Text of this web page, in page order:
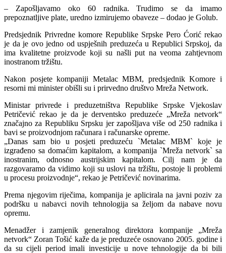
– Zapošljavamo oko 60 radnika. Trudimo se da imamo
prepoznatljive plate, uredno izmirujemo obaveze – dodao je Golub.
Predsjednik Privredne komore Republike Srpske Pero Ćorić rekao
je da je ovo jedno od uspješnih preduzeća u Republici Srpskoj, da
ima kvalitetne proizvode koji su našli put na veoma zahtjevnom
inostranom tržištu.
Nakon posjete kompaniji Metalac MBM, predsjednik Komore i
resorni mi minister obišli su i prirvedno društvo Mreža Network.
Ministar privrede i preduzetništva Republike Srpske Vjekoslav
Petričević rekao je da je derventsko preduzeće „Mreža netvork“
značajno za Republiku Srpsku jer zapošljava više od 250 radnika i
bavi se proizvodnjom računara i računarske opreme.
„Danas sam bio u posjeti preduzeću `Metalac MBM` koje je
izgrađeno sa domaćim kapitalom, a kompanija `Mreža netvork` sa
inostranim, odnosno austrijskim kapitalom. Cilj nam je da
razgovaramo da vidimo koji su uslovi na tržištu, postoje li problemi
u procesu proizvodnje“, rekao je Petričević novinarima.
Prema njegovim riječima, kompanija je aplicirala na javni poziv za
podršku u nabavci novih tehnologija sa željom da nabave novu
opremu.
Menadžer i zamjenik generalnog direktora kompanije „Mreža
netvork“ Zoran Tošić kaže da je preduzeće osnovano 2005. godine i
da su cijeli period imali investicije u nove tehnologije da bi bili